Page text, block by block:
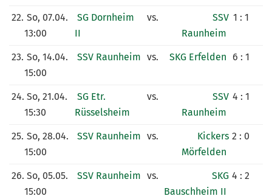
22. So, 07.04.
13:00
SG Dornheim
II
vs.
SSV
Raunheim
1 : 1
23. So, 14.04.
15:00
SSV Raunheim vs. SKG Erfelden 6 : 1
24. So, 21.04.
15:30
SG Etr.
Rüsselsheim
vs.
SSV
Raunheim
4 : 1
25. So, 28.04.
15:00
SSV Raunheim vs.
Kickers
Mörfelden
2 : 0
26. So, 05.05.
15:00
SSV Raunheim vs.
SKG
Bauschheim II
4 : 2